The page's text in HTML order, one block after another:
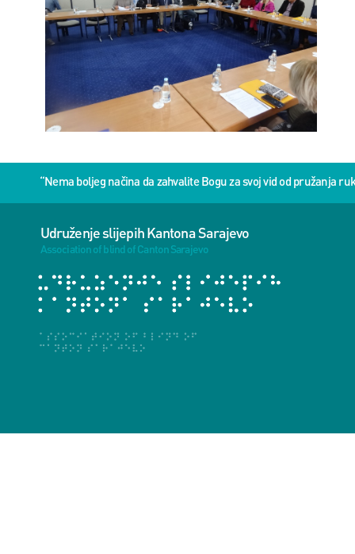
“Nema boljeg načina da zahvalite Bogu za svoj vid od pružanja
Udruženje slijepih Kantona Sarajevo
Association of blind of Canton Sarajevo